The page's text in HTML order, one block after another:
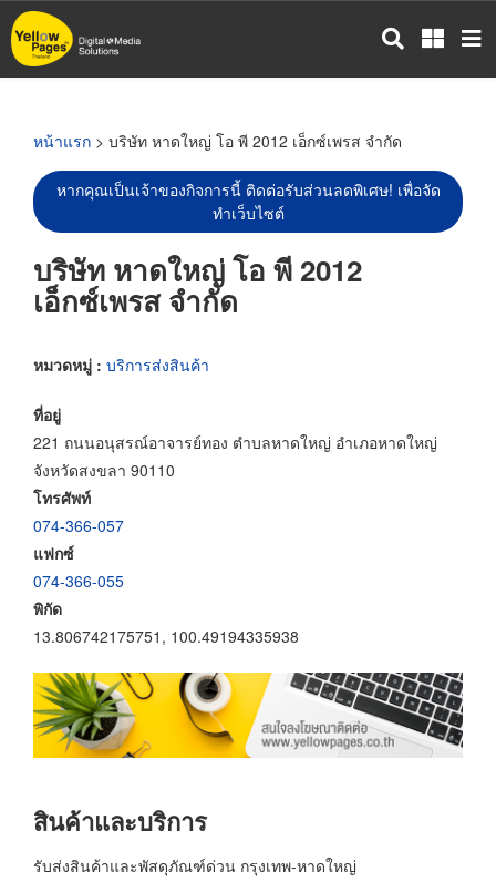
ข้าม
ไป
หน้าแรก > บริษัท หาดใหญ่ โอ พี 2012 เอ็กซ์เพรส จำกัด
หากคุณเป็นเจ้าของกิจการนี้ ติดต่อรับส่วนลดพิเศษ! เพื่อจัด
ทำเว็บไซต์
บริษัท หาดใหญ่ โอ พี 2012
เอ็กซ์เพรส จำกัด
หมวดหมู่ : บริการส่งสินค้า
ที่อยู่
221 ถนนอนุสรณ์อาจารย์ทอง ตำบลหาดใหญ่ อำเภอหาดใหญ่
จังหวัดสงขลา 90110
โทรศัพท์
074-366-057
แฟกซ์
074-366-055
พิกัด
13.806742175751, 100.49194335938
สินค้าและบริการ
รับส่งสินค้าและพัสดุภัณฑ์ด่วน กรุงเทพ-หาดใหญ่